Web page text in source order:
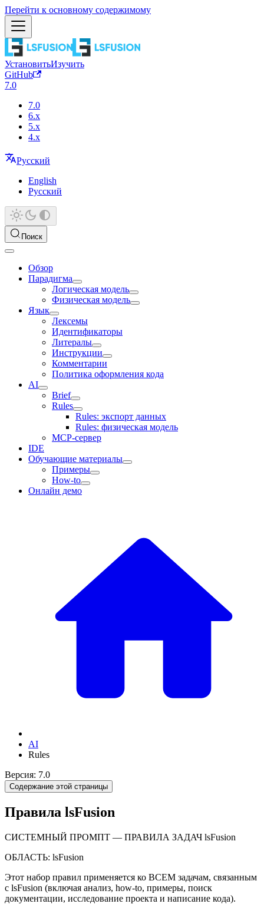
Перейти к основному содержимому
УстановитьИзучить
GitHub
7.0
7.0
6.x
5.x
4.x
Русский
English
Русский
Поиск
Обзор
Парадигма
Логическая модель
Физическая модель
Язык
Лексемы
Идентификаторы
Литералы
Инструкции
Комментарии
Политика оформления кода
AI
Brief
Rules
Rules: экспорт данных
Rules: физическая модель
MCP-сервер
IDE
Обучающие материалы
Примеры
How-to
Онлайн демо
AI
Rules
Версия: 7.0
Содержание этой страницы
Правила lsFusion
СИСТЕМНЫЙ ПРОМПТ — ПРАВИЛА ЗАДАЧ lsFusion
ОБЛАСТЬ: lsFusion
Этот набор правил применяется ко ВСЕМ задачам, связанным
с lsFusion (включая анализ, how-to, примеры, поиск
документации, исследование проекта и написание кода).